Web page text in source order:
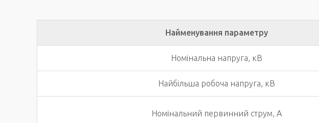
Найменування параметру
Номінальна напруга, кВ
Найбільша робоча напруга, кВ
Номінальний первинний струм, А